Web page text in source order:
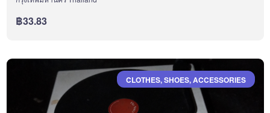
฿33.83
CLOTHES, SHOES, ACCESSORIES